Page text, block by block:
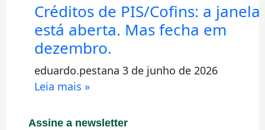
Créditos de PIS/Cofins: a janela
está aberta. Mas fecha em
dezembro.
eduardo.pestana 3 de junho de 2026
Leia mais »
Assine a newsletter